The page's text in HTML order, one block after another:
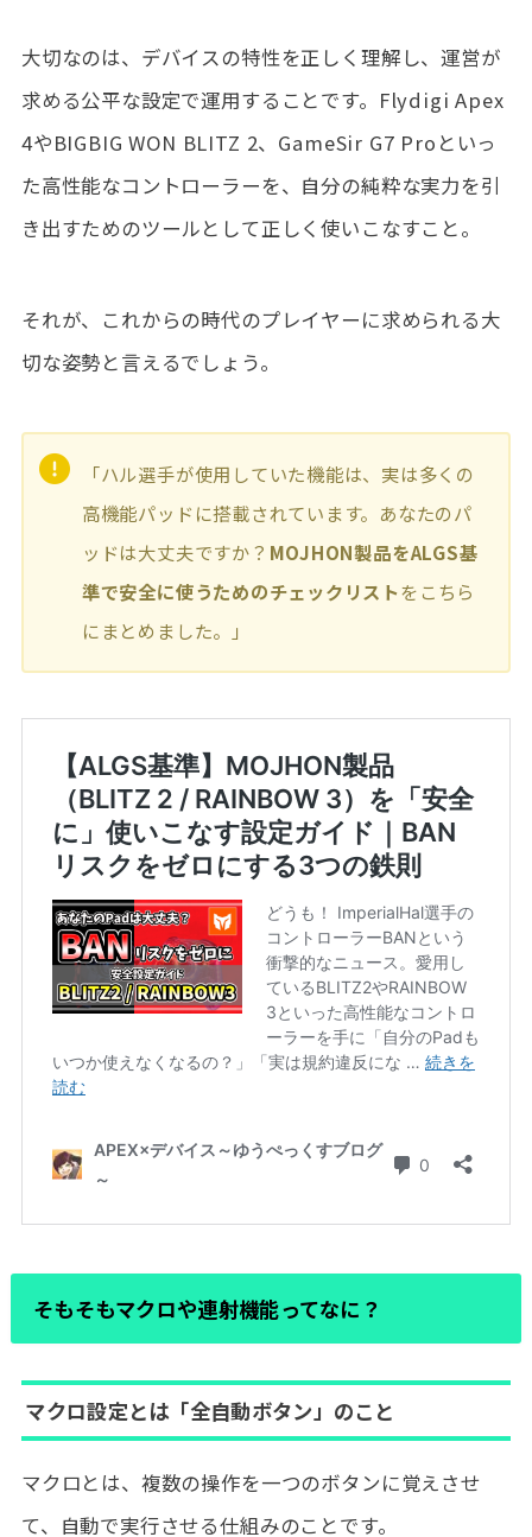
大切なのは、デバイスの特性を正しく理解し、運営が
求める公平な設定で運用することです。Flydigi Apex
4やBIGBIG WON BLITZ 2、GameSir G7 Proといっ
た高性能なコントローラーを、自分の純粋な実力を引
き出すためのツールとして正しく使いこなすこと。
それが、これからの時代のプレイヤーに求められる大
切な姿勢と言えるでしょう。
「ハル選手が使用していた機能は、実は多くの
高機能パッドに搭載されています。あなたのパ
ッドは大丈夫ですか？ MOJHON製品をALGS基
準で安全に使うためのチェックリストをこちら
にまとめました。」
そもそもマクロや連射機能ってなに？
マクロ設定とは「全自動ボタン」のこと
マクロとは、複数の操作を一つのボタンに覚えさせ
て、自動で実行させる仕組みのことです。